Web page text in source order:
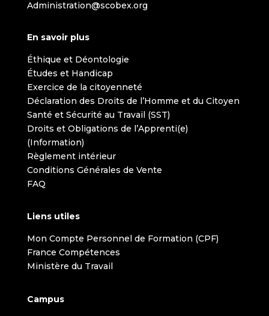
Administration@scobex.org
En savoir plus
Éthique et Déontologie
Études et Handicap
Exercice de la citoyenneté
Déclaration des Droits de l’Homme et du Citoyen
Santé et Sécurité au Travail (SST)
Droits et Obligations de l’Apprenti(e)
(Information)
Règlement intérieur
Conditions Générales de Vente
FAQ
Liens utiles
Mon Compte Personnel de Formation (CPF)
France Compétences
Ministère du Travail
Campus